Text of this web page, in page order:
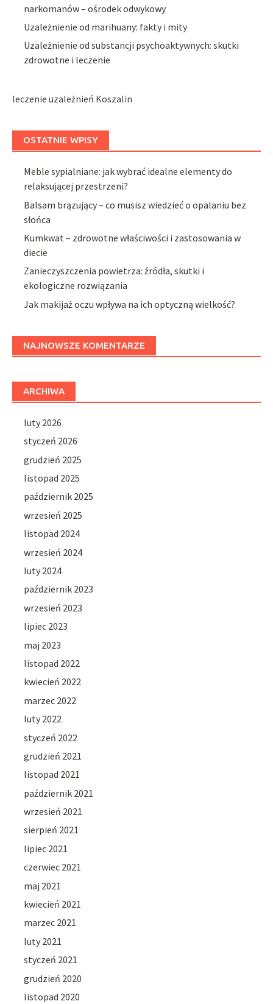
narkomanów – ośrodek odwykowy
Uzależnienie od marihuany: fakty i mity
Uzależnienie od substancji psychoaktywnych: skutki
zdrowotne i leczenie
leczenie uzależnień Koszalin
OSTATNIE WPISY
Meble sypialniane: jak wybrać idealne elementy do
relaksującej przestrzeni?
Balsam brązujący – co musisz wiedzieć o opalaniu bez
słońca
Kumkwat – zdrowotne właściwości i zastosowania w
diecie
Zanieczyszczenia powietrza: źródła, skutki i
ekologiczne rozwiązania
Jak makijaż oczu wpływa na ich optyczną wielkość?
NAJNOWSZE KOMENTARZE
ARCHIWA
luty 2026
styczeń 2026
grudzień 2025
listopad 2025
październik 2025
wrzesień 2025
listopad 2024
wrzesień 2024
luty 2024
październik 2023
wrzesień 2023
lipiec 2023
maj 2023
listopad 2022
kwiecień 2022
marzec 2022
luty 2022
styczeń 2022
grudzień 2021
listopad 2021
październik 2021
wrzesień 2021
sierpień 2021
lipiec 2021
czerwiec 2021
maj 2021
kwiecień 2021
marzec 2021
luty 2021
styczeń 2021
grudzień 2020
listopad 2020